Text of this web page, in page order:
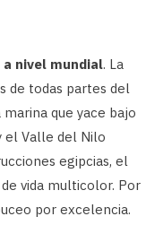
a nivel mundial. La
de todas partes del
que yace bajo
el Valle del Nilo
egipcias, el
vida multicolor. Por
por excelencia.